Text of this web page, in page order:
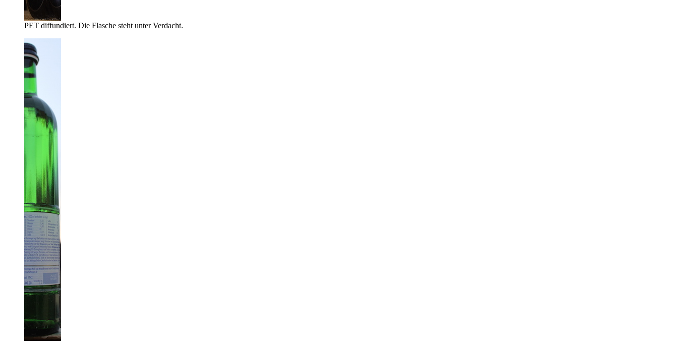
PET diffundiert. Die Flasche steht unter Verdacht.